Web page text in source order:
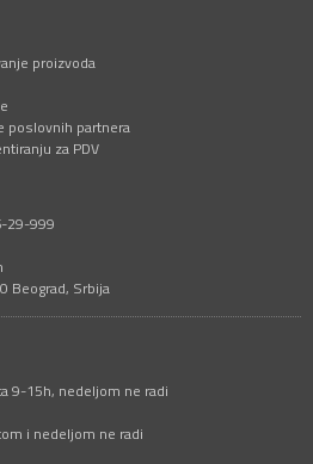
proizvoda
poslovnih partnera
za PDV
29-999
Beograd, Srbija
9-15h, nedeljom ne radi
i nedeljom ne radi